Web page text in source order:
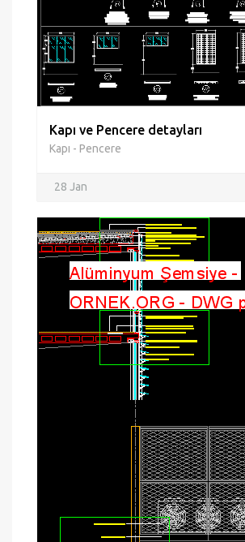
Kapı ve Pencere detayları
Kapı - Pencere
28 Jan